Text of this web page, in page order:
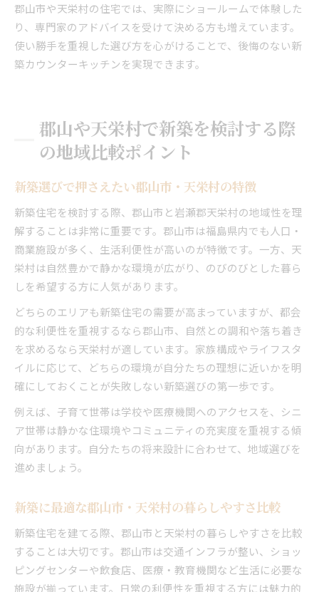
郡山市や天栄村の住宅では、実際にショールームで体験した
り、専門家のアドバイスを受けて決める方も増えています。
使い勝手を重視した選び方を心がけることで、後悔のない新
築カウンターキッチンを実現できます。
郡山や天栄村で新築を検討する際
の地域比較ポイント
新築選びで押さえたい郡山市・天栄村の特徴
新築住宅を検討する際、郡山市と岩瀬郡天栄村の地域性を理
解することは非常に重要です。郡山市は福島県内でも人口・
商業施設が多く、生活利便性が高いのが特徴です。一方、天
栄村は自然豊かで静かな環境が広がり、のびのびとした暮ら
しを希望する方に人気があります。
どちらのエリアも新築住宅の需要が高まっていますが、都会
的な利便性を重視するなら郡山市、自然との調和や落ち着き
を求めるなら天栄村が適しています。家族構成やライフスタ
イルに応じて、どちらの環境が自分たちの理想に近いかを明
確にしておくことが失敗しない新築選びの第一歩です。
例えば、子育て世帯は学校や医療機関へのアクセスを、シニ
ア世帯は静かな住環境やコミュニティの充実度を重視する傾
向があります。自分たちの将来設計に合わせて、地域選びを
進めましょう。
新築に最適な郡山市・天栄村の暮らしやすさ比較
新築住宅を建てる際、郡山市と天栄村の暮らしやすさを比較
することは大切です。郡山市は交通インフラが整い、ショッ
ピングセンターや飲食店、医療・教育機関など生活に必要な
施設が揃っています。日常の利便性を重視する方には魅力的